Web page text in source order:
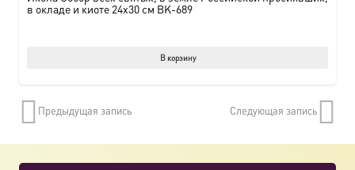
в окладе и киоте 24х30 см BK-689
В корзину
Предыдущая запись Следующая запись